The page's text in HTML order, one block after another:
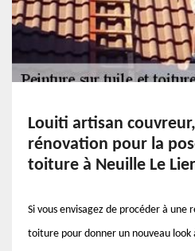
Louiti artisan
rénovation pour la
toiture à Neuille Le
Si vous envisagez de procéder à
toiture pour donner un nouveau look